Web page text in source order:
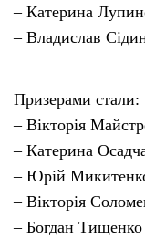
– Катерина
– Владислав
Призерами стали:
– Вікторія
– Катерина
– Юрій
– Вікторія
– Богдан Тищенко